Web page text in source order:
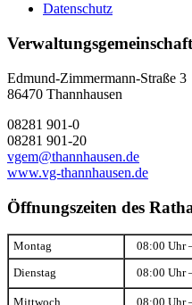
Datenschutz
Edmund-Zimmermann-Straße 3
86470 Thannhausen
08281 901-0
08281 901-20
vgem@thannhausen.de
www.vg-thannhausen.de
Öffnungszeiten des
Montag 08:00 Uhr
Dienstag 08:00 Uhr